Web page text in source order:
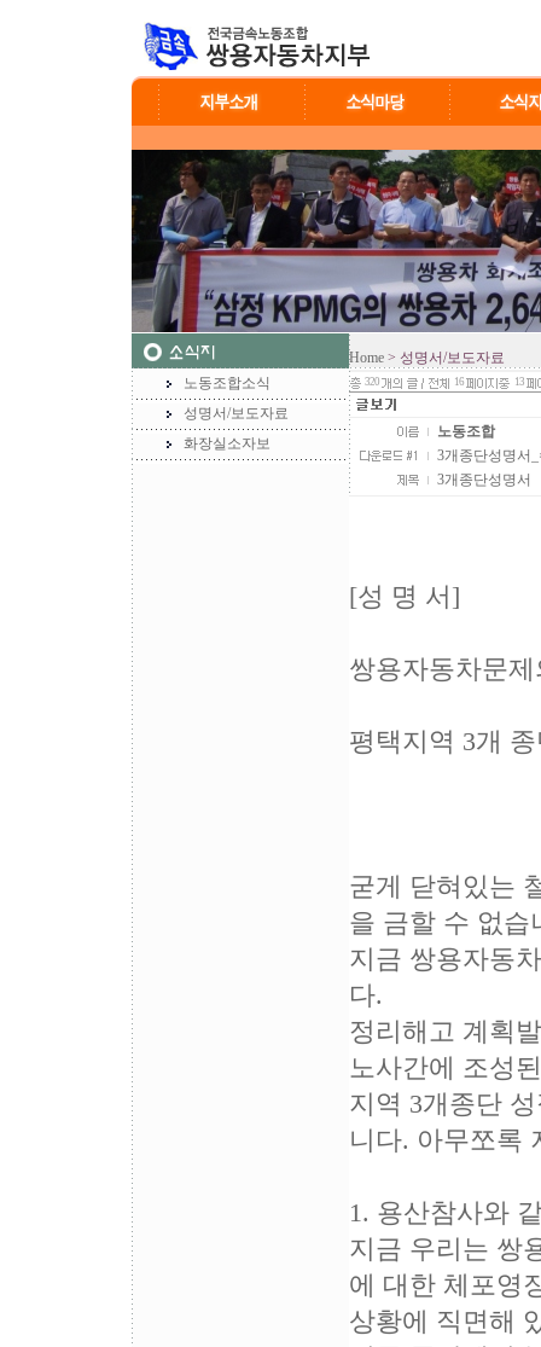
노동조합소식
성명서/보도자료
화장실소자보
Home > 성명서/보도자료
320 16 13
노동조합
3개종단성명서
3개종단성명서
[성 명 서]
쌍용자동차문
평택지역 3개
굳게 닫혀있는
을 금할 수 없습
지금 쌍용자동
다.
정리해고 계획
노사간에 조성
지역 3개종단
니다. 아무쪼록
1. 용산참사와
지금 우리는 쌍
에 대한 체포영
상황에 직면해